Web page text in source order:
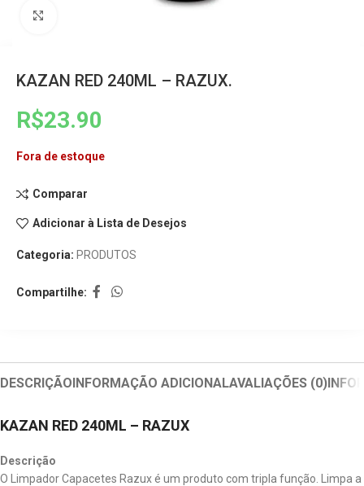
KAZAN RED 240ML – RAZUX.
R$23.90
Fora de estoque
Comparar
Adicionar à Lista de Desejos
Categoria: PRODUTOS
Compartilhe:
DESCRIÇÃOINFORMAÇÃO ADICIONALAVALIAÇÕES (0)
KAZAN RED 240ML – RAZUX
Descrição
O Limpador Capacetes Razux é um produto com tripla função. Limpa a